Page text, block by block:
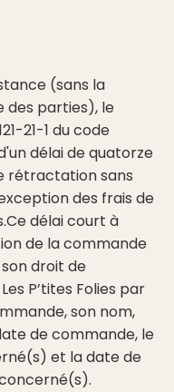
(sans la
des parties), le
21-1 du code
délai de quatorze
rétractation sans
des frais de
délai court à
de la commande
droit de
P’tites Folies par
son nom,
de commande, le
et la date de